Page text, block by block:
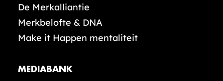
De Merkalliantie
Merkbelofte & DNA
Make it Happen mentaliteit
MEDIABANK